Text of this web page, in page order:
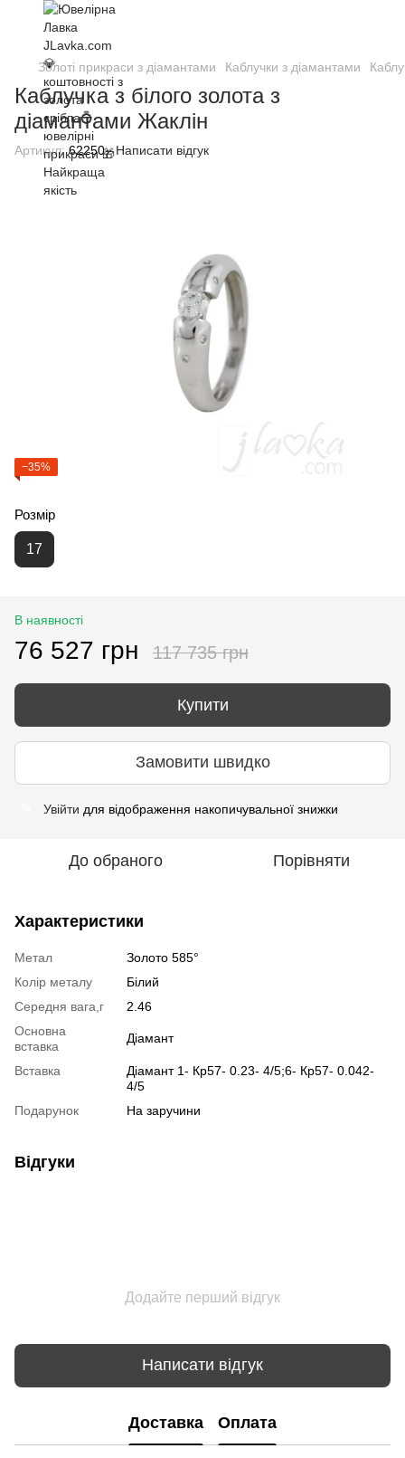
Золоті прикраси з діамантами Каблучки з діамантами
Каблучка з білого золота з
діамантами Жаклін
Артикул:62250 Написати відгук
−35%
Розмір
17
В наявності
76 527 грн 117 735 грн
Купити
Замовити швидко
Увійти для відображення накопичувальної знижки
До обраного Порівняти
Характеристики
Метал
Золото 585°
Колір металу
Білий
Середня вага,г
2.46
Основна
вставка
Діамант
Вставка
Діамант 1- Кр57- 0.23- 4/5;6- Кр57- 0.042-
4/5
Подарунок
На заручини
Відгуки
Додайте перший відгук
Написати відгук
Доставка Оплата